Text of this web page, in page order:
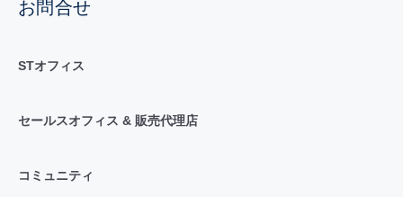
お問合せ
STオフィス
セールスオフィス & 販売代理店
コミュニティ